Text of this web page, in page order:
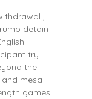
,
detain
try
the
mesa
games